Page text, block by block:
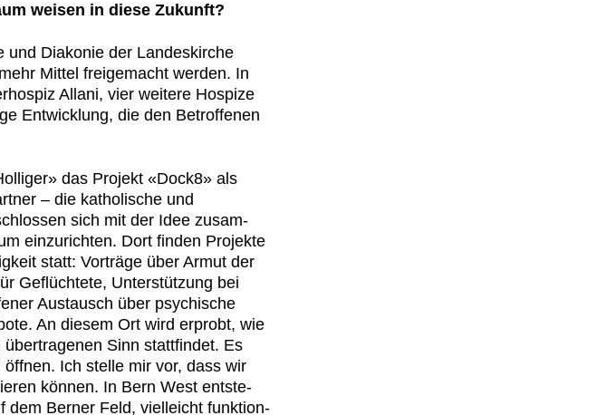
weisen in diese Zukun­ft?
und Diakonie der Lan­deskirche
Mit­tel freigemacht wer­den. In
Allani, vier weit­ere Hos­pize
Entwick­lung, die den Betrof­fe­nen
das Pro­jekt «Dock8» als
– die katholis­che und
sich mit der Idee zusam­
einzuricht­en. Dort find­en Pro­jek­te
statt: Vorträge über Armut der
Geflüchtete, Unter­stützung bei
Aus­tausch über psy­chis­che
An diesem Ort wird erprobt, wie
Sinn stat­tfind­et. Es
Ich stelle mir vor, dass wir
kön­nen. In Bern West entste­
dem Bern­er Feld, vielle­icht funk­tion­